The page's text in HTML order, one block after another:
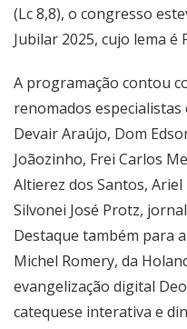
(Lc 8,8), o congresso
Jubilar 2025, cujo lema é
A programação contou
renomados
Devair Araújo, Dom
Joãozinho, Frei Carlos
Altierez dos Santos, Ariel
Silvonei José Protz,
Destaque também para
Michel Romery, da
evangelização digital
catequese interativa e